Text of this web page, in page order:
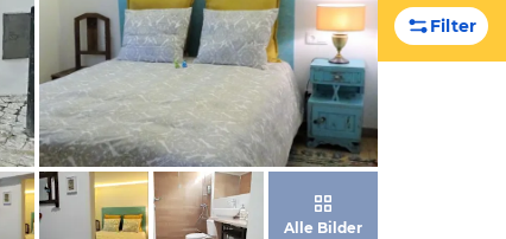
von Booking.com
von Booking.com
Alle Bilder
Filter